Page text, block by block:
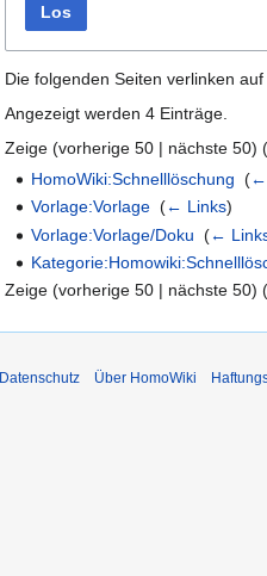
Los
Die folgenden Seiten verlinken auf
Angezeigt werden 4 Einträge.
Zeige (vorherige 50 | nächste 50) (
HomoWiki:Schnelllöschung ‎(←
Vorlage:Vorlage ‎(← Links)
Vorlage:Vorlage/Doku ‎(←
Zeige (vorherige 50 | nächste 50) (
Datenschutz Über HomoWiki